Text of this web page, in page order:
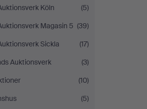
Köln
(5)
Magasin 5 (39)
Sickla
(17)
Auktionsverk
(3)
(10)
(5)